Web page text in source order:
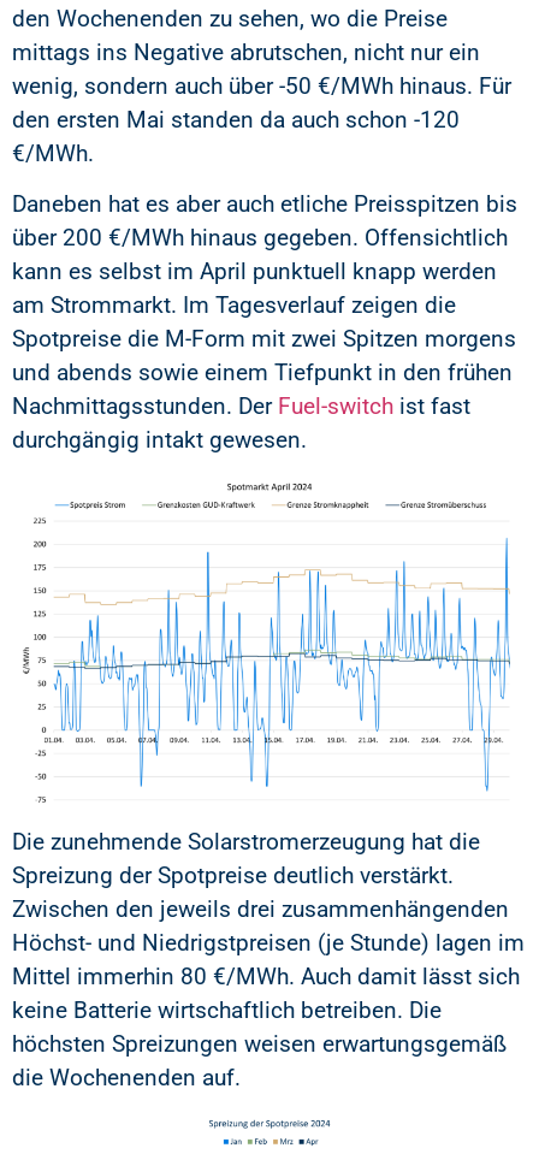
den Wochenenden zu sehen, wo die Preise
mittags ins Negative abrutschen, nicht nur ein
wenig, sondern auch über -50 €/MWh hinaus. Für
den ersten Mai standen da auch schon -120
€/MWh.
Daneben hat es aber auch etliche Preisspitzen bis
über 200 €/MWh hinaus gegeben. Offensichtlich
kann es selbst im April punktuell knapp werden
am Strommarkt. Im Tagesverlauf zeigen die
Spotpreise die M-Form mit zwei Spitzen morgens
und abends sowie einem Tiefpunkt in den frühen
Nachmittagsstunden. Der Fuel-switch ist fast
durchgängig intakt gewesen.
Die zunehmende Solarstromerzeugung hat die
Spreizung der Spotpreise deutlich verstärkt.
Zwischen den jeweils drei zusammenhängenden
Höchst- und Niedrigstpreisen (je Stunde) lagen im
Mittel immerhin 80 €/MWh. Auch damit lässt sich
keine Batterie wirtschaftlich betreiben. Die
höchsten Spreizungen weisen erwartungsgemäß
die Wochenenden auf.